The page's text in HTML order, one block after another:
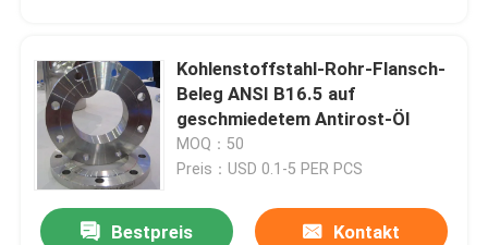
Kohlenstoffstahl-Rohr-Flansch-
Beleg ANSI B16.5 auf
geschmiedetem Antirost-Öl
MOQ：50
Preis：USD 0.1-5 PER PCS
Bestpreis Kontakt